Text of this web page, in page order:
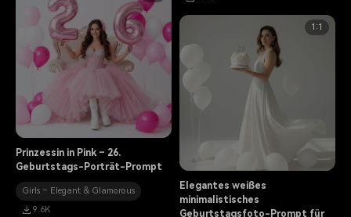
Prinzessin in Pink – 26.
Geburtstags-Porträt-Prompt
Girls – Elegant & Glamorous
9.6K
1:1
Elegantes weißes
minimalistisches
Geburtstagsfoto-Prompt für